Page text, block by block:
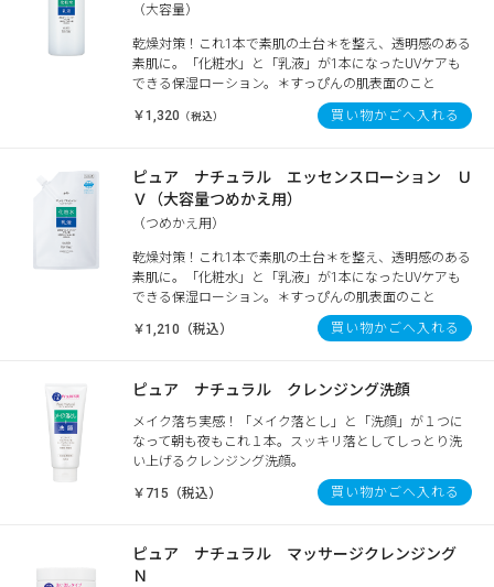
（大容量）
乾燥対策！これ1本で素肌の土台＊を整え、透明感のある
素肌に。「化粧水」と「乳液」が1本になったUVケアも
できる保湿ローション。＊すっぴんの肌表面のこと
￥1,320 （税込） 買い物かごへ入れる
ピュア ナチュラル エッセンスローション Ｕ
Ｖ（大容量つめかえ用）
（つめかえ用）
乾燥対策！これ1本で素肌の土台＊を整え、透明感のある
素肌に。「化粧水」と「乳液」が1本になったUVケアも
できる保湿ローション。＊すっぴんの肌表面のこと
￥1,210（税込） 買い物かごへ入れる
ピュア ナチュラル クレンジング洗顔
メイク落ち実感！「メイク落とし」と「洗顔」が１つに
なって朝も夜もこれ１本。スッキリ落としてしっとり洗
い上げるクレンジング洗顔。
￥715（税込） 買い物かごへ入れる
ピュア ナチュラル マッサージクレンジング
Ｎ